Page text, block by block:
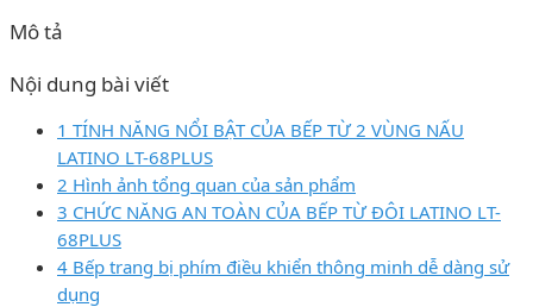
Mô tả
Nội dung bài viết
1 TÍNH NĂNG NỔI BẬT CỦA BẾP TỪ 2 VÙNG NẤU
LATINO LT-68PLUS
2 Hình ảnh tổng quan của sản phẩm
3 CHỨC NĂNG AN TOÀN CỦA BẾP TỪ ĐÔI LATINO LT-
68PLUS
4 Bếp trang bị phím điều khiển thông minh dễ dàng sử
dụng